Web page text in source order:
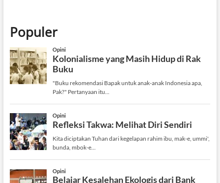
Populer